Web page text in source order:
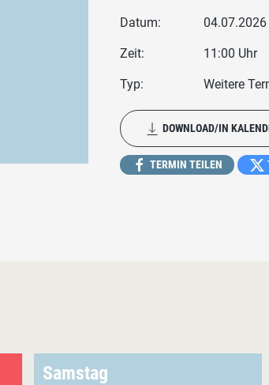
Datum: 04.07.2026
Zeit: 11:00 Uhr
Typ: Weitere
DOWNLOAD/IN
TERMIN TEILEN
Samstag